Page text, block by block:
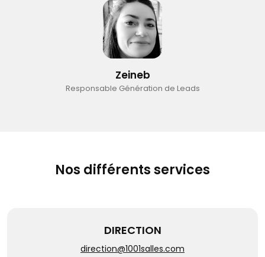
Zeineb
Responsable Génération de Leads
Nos différents services
DIRECTION
direction@1001salles.com